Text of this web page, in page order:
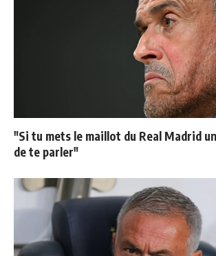
"Si tu mets le maillot du Real Madrid
de te parler"